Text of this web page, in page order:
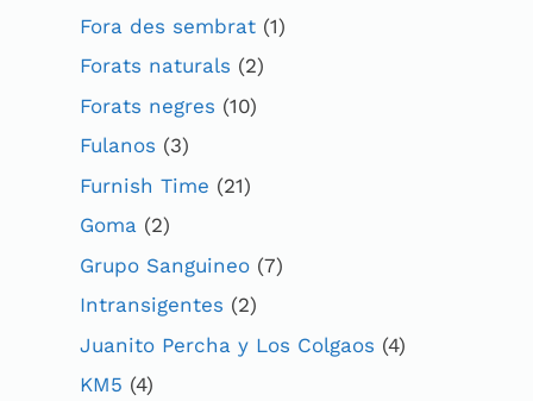
Fora des sembrat (1)
Forats naturals (2)
Forats negres (10)
Fulanos (3)
Furnish Time (21)
Goma (2)
Grupo Sanguineo (7)
Intransigentes (2)
Juanito Percha y Los Colgaos (4)
KM5 (4)